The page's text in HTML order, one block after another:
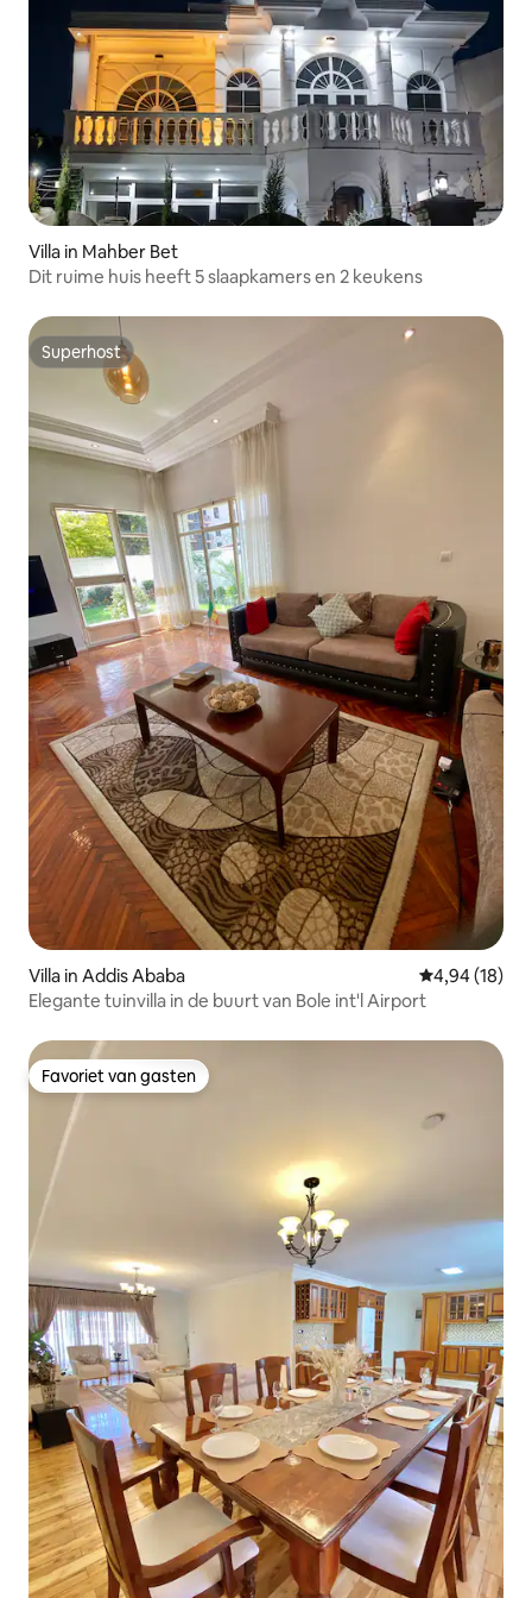
Villa in Mahber Bet
Dit ruime huis heeft 5 slaapkamers en 2 keukens
Superhost
Superhost
Villa in Addis Ababa Gemiddelde
4,94 (18)
Elegante tuinvilla in de buurt van Bole int'l Airport
Favoriet van gasten
Favoriet van gasten